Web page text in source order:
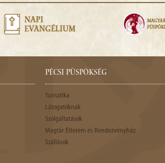
PÉCSI PÜSPÖKSÉG
Turisztika
Látogatóknak
Szolgáltatások
Magtár Étterem és Rendezvényház
Szállások